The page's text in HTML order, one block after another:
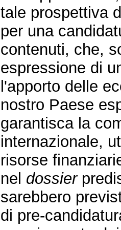
tale prospettiva
per una
contenuti, che,
espressione di
l'apporto delle
nostro Paese
garantisca la
internazionale,
risorse
nel dossier
sarebbero
di pre-